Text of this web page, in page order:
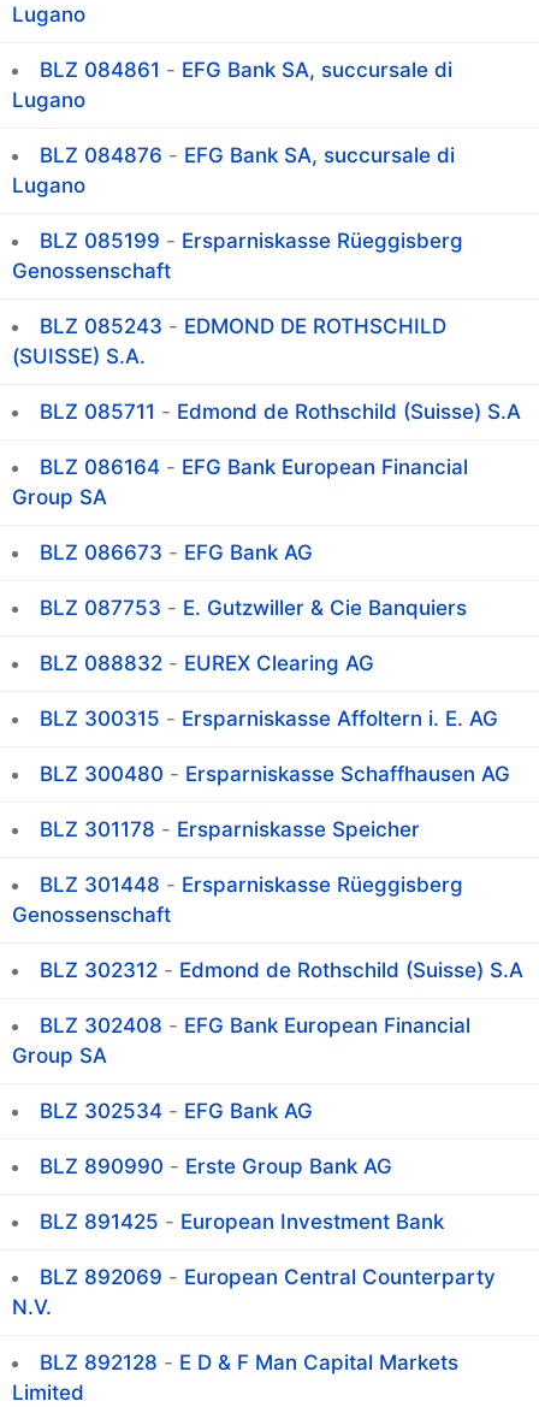
Lugano
BLZ 084861 - EFG Bank SA, succursale di
Lugano
BLZ 084876 - EFG Bank SA, succursale di
Lugano
BLZ 085199 - Ersparniskasse Rüeggisberg
Genossenschaft
BLZ 085243 - EDMOND DE ROTHSCHILD
(SUISSE) S.A.
BLZ 085711 - Edmond de Rothschild (Suisse) S.A
BLZ 086164 - EFG Bank European Financial
Group SA
BLZ 086673 - EFG Bank AG
BLZ 087753 - E. Gutzwiller & Cie Banquiers
BLZ 088832 - EUREX Clearing AG
BLZ 300315 - Ersparniskasse Affoltern i. E. AG
BLZ 300480 - Ersparniskasse Schaffhausen AG
BLZ 301178 - Ersparniskasse Speicher
BLZ 301448 - Ersparniskasse Rüeggisberg
Genossenschaft
BLZ 302312 - Edmond de Rothschild (Suisse) S.A
BLZ 302408 - EFG Bank European Financial
Group SA
BLZ 302534 - EFG Bank AG
BLZ 890990 - Erste Group Bank AG
BLZ 891425 - European Investment Bank
BLZ 892069 - European Central Counterparty
N.V.
BLZ 892128 - E D & F Man Capital Markets
Limited